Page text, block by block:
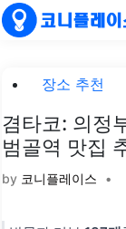
Skip
to
Posted장소 추천
겸타코: 의정
범골역 맛집
by 코니플레이스 •